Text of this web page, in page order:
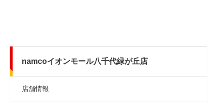
namcoイオンモール八千代緑が丘店
店舗情報